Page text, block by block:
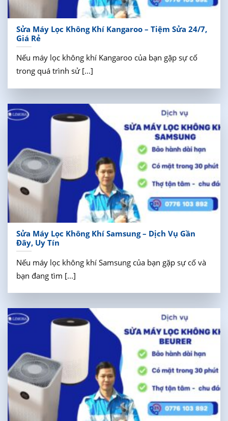
Sửa Máy Lọc Không Khí Kangaroo – Tiệm Sửa 24/7,
Giá Rẻ
Nếu máy lọc không khí Kangaroo của bạn gặp sự cố
trong quá trình sử [...]
Sửa Máy Lọc Không Khí Samsung – Dịch Vụ Gần
Đây, Uy Tín
Nếu máy lọc không khí Samsung của bạn gặp sự cố và
bạn đang tìm [...]